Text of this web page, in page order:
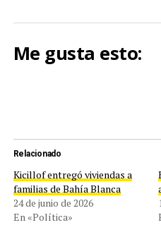
Me gusta esto:
Relacionado
Kicillof entregó viviendas a
familias de Bahía Blanca
24 de junio de 2026
En «Política»